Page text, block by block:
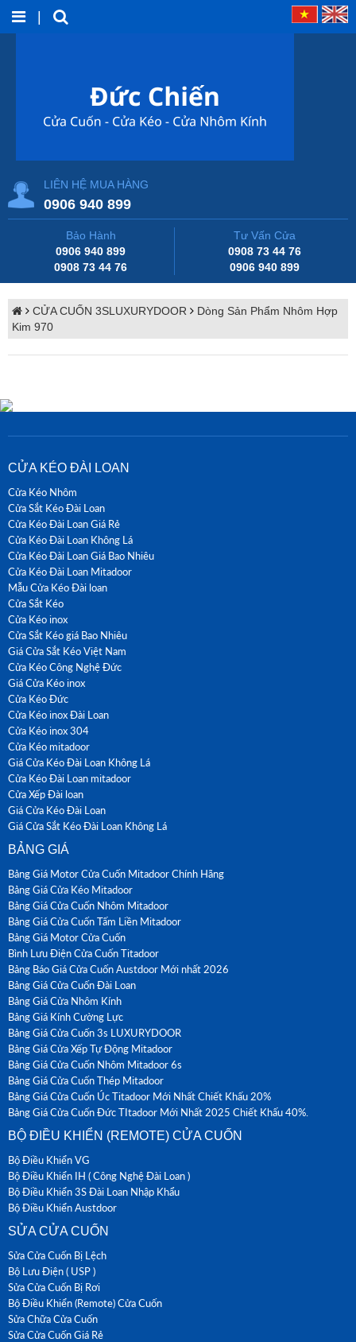
LIÊN HỆ MUA HÀNG
0906 940 899
Bảo Hành
0906 940 899
0908 73 44 76
Tư Vấn Cửa
0908 73 44 76
0906 940 899
CỬA CUỐN 3SLUXURYDOOR
Dòng Sản Phẩm Nhôm Hợp
Kim 970
CỬA KÉO ĐÀI LOAN
Cửa Kéo Nhôm
Cửa Sắt Kéo Đài Loan
Cửa Kéo Đài Loan Giá Rẻ
Cửa Kéo Đài Loan Không Lá
Cửa Kéo Đài Loan Giá Bao Nhiêu
Cửa Kéo Đài Loan Mitadoor
Mẫu Cửa Kéo Đài loan
Cửa Sắt Kéo
Cửa Kéo inox
Cửa Sắt Kéo giá Bao Nhiêu
Giá Cửa Sắt Kéo Việt Nam
Cửa Kéo Công Nghệ Đức
Giá Cửa Kéo inox
Cửa Kéo Đức
Cửa Kéo inox Đài Loan
Cửa Kéo inox 304
Cửa Kéo mitadoor
Giá Cửa Kéo Đài Loan Không Lá
Cửa Kéo Đài Loan mitadoor
Cửa Xếp Đài loan
Giá Cửa Kéo Đài Loan
Giá Cửa Sắt Kéo Đài Loan Không Lá
BẢNG GIÁ
Bảng Giá Motor Cửa Cuốn Mitadoor Chính Hãng
Bảng Giá Cửa Kéo Mitadoor
Bảng Giá Cửa Cuốn Nhôm Mitadoor
Bảng Giá Cửa Cuốn Tấm Liền Mitadoor
Bảng Giá Motor Cửa Cuốn
Bình Lưu Điện Cửa Cuốn Titadoor
Bảng Báo Giá Cửa Cuốn Austdoor Mới nhất 2026
Bảng Giá Cửa Cuốn Đài Loan
Bảng Giá Cửa Nhôm Kính
Bảng Giá Kính Cường Lực
Bảng Giá Cửa Cuốn 3s LUXURYDOOR
Bảng Giá Cửa Xếp Tự Động Mitadoor
Bảng Giá Cửa Cuốn Nhôm Mitadoor 6s
Bảng Giá Cửa Cuốn Thép Mitadoor
Bảng Giá Cửa Cuốn Úc Titadoor Mới Nhất Chiết Khấu 20%
Bảng Giá Cửa Cuốn Đức TItadoor Mới Nhất 2025 Chiết Khấu 40%.
BỘ ĐIỀU KHIỂN (REMOTE) CỬA CUỐN
Bộ Điều Khiển VG
Bộ Điều Khiển IH ( Công Nghệ Đài Loan )
Bộ Điều Khiển 3S Đài Loan Nhập Khẩu
Bộ Điều Khiển Austdoor
SỬA CỬA CUỐN
Sửa Cửa Cuốn Bị Lệch
Bộ Lưu Điện ( USP )
Sửa Cửa Cuốn Bị Rơi
Bộ Điều Khiển (Remote) Cửa Cuốn
Sửa Chữa Cửa Cuốn
Sửa Cửa Cuốn Giá Rẻ